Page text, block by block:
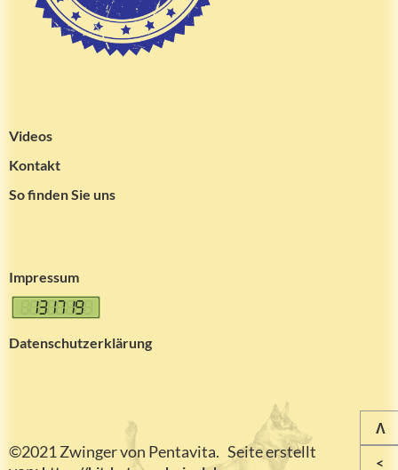
Videos
Kontakt
So finden Sie uns
Λ
<
Impressum
Datenschutzerklärung
©2021 Zwinger von Pentavita. Seite erstellt